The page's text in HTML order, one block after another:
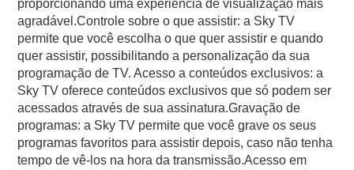
proporcionando uma experiência de visualização mais
agradável.Controle sobre o que assistir: a Sky TV
permite que você escolha o que quer assistir e quando
quer assistir, possibilitando a personalização da sua
programação de TV. Acesso a conteúdos exclusivos: a
Sky TV oferece conteúdos exclusivos que só podem ser
acessados através de sua assinatura.Gravação de
programas: a Sky TV permite que você grave os seus
programas favoritos para assistir depois, caso não tenha
tempo de vê-los na hora da transmissão.Acesso em